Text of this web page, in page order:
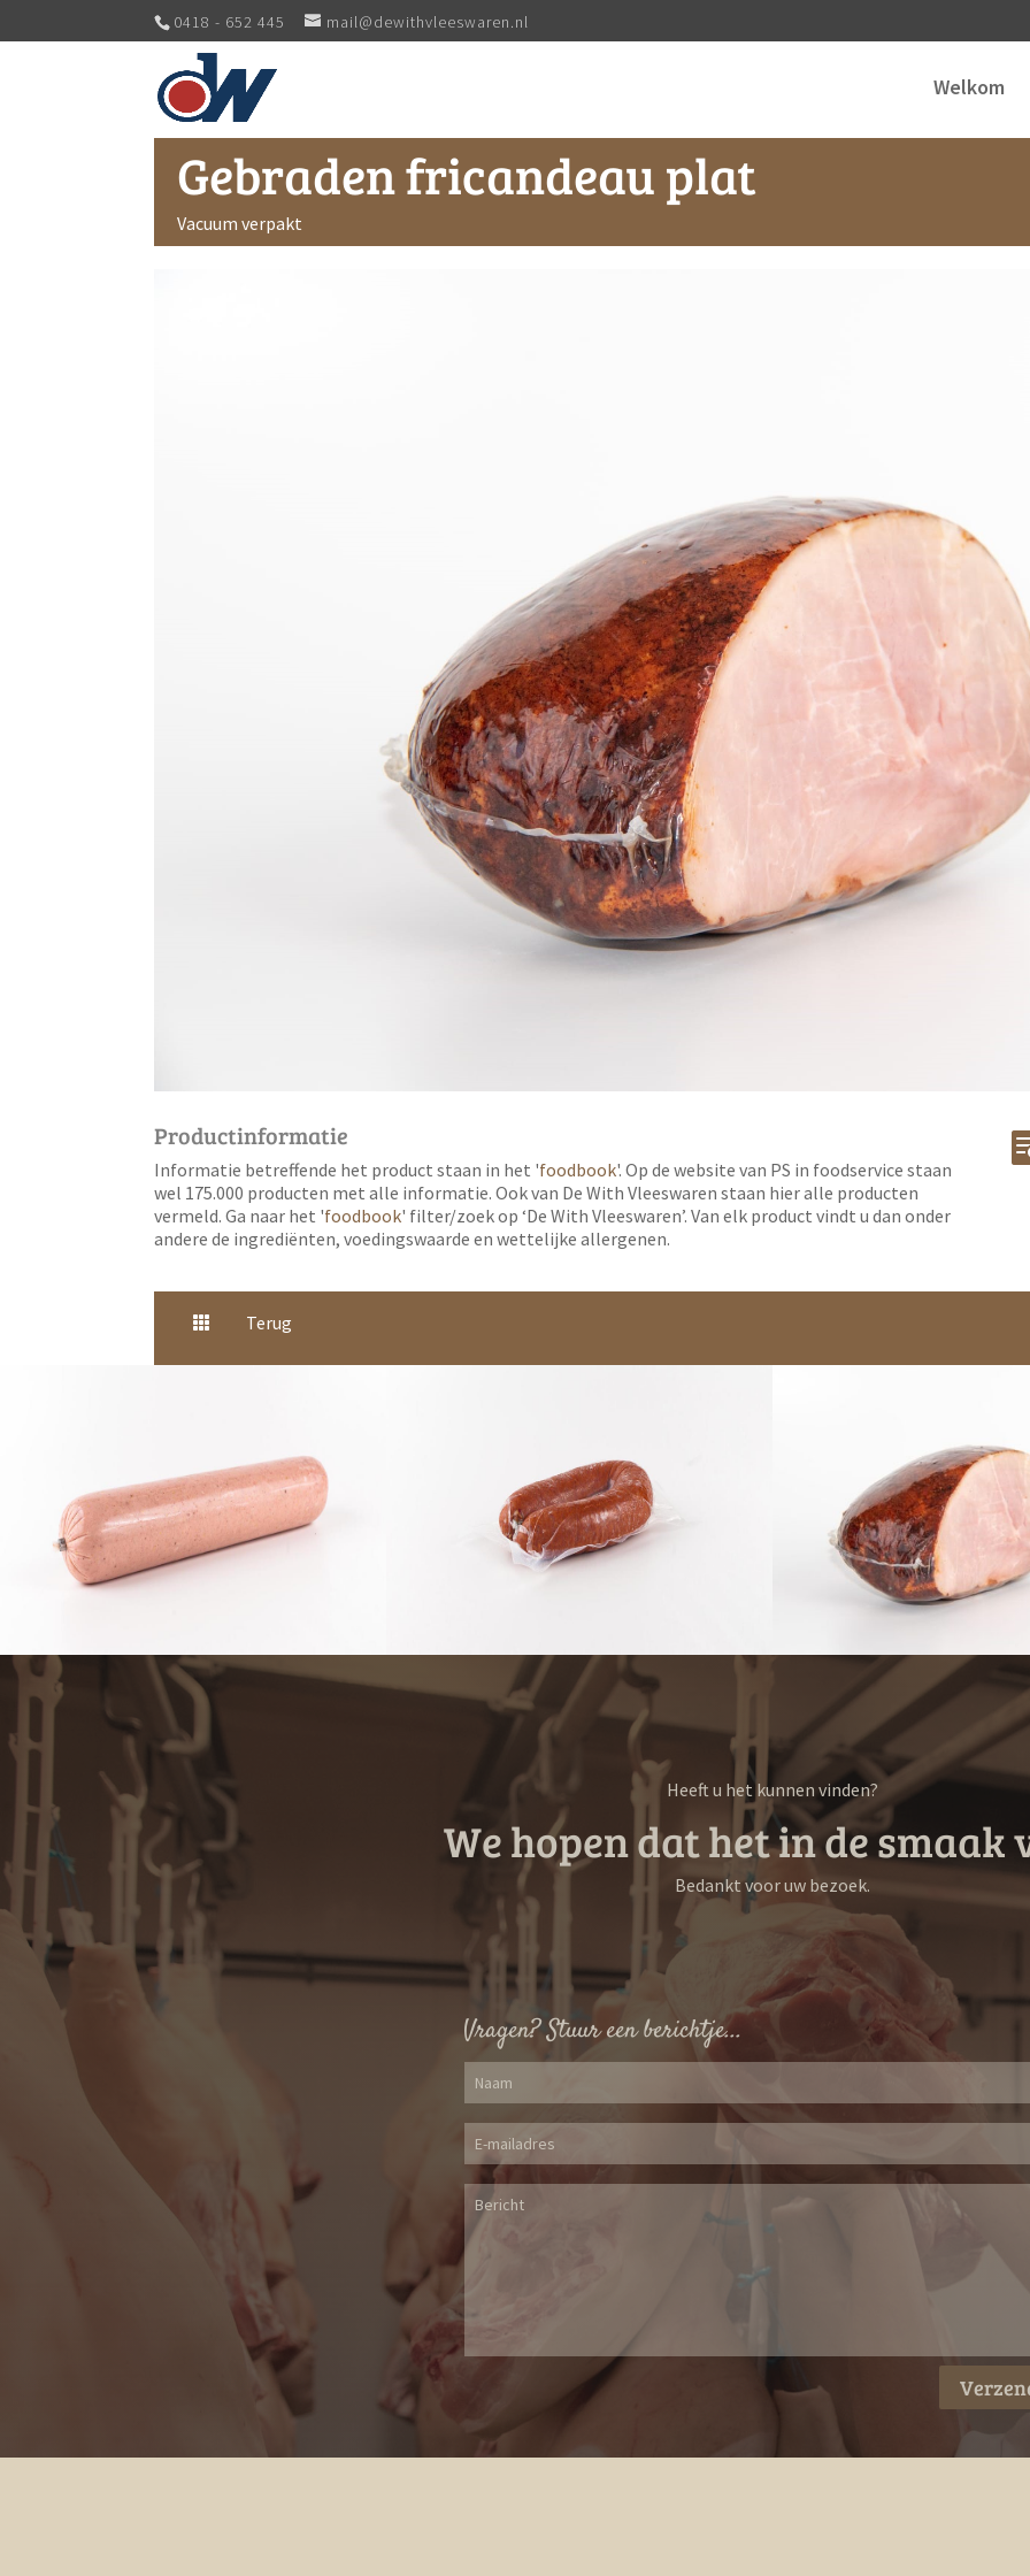
0418 - 652 445 mail@dewithvleeswaren.nl
Welkom
Gebraden fricandeau plat
Vacuum verpakt
Productinformatie
Informatie betreffende het product staan in het 'foodbook'. Op de website van PS in foodservice staan
wel 175.000 producten met alle informatie. Ook van De With Vleeswaren staan hier alle producten
vermeld. Ga naar het 'foodbook' filter/zoek op ‘De With Vleeswaren’. Van elk product vindt u dan onder
andere de ingrediënten, voedingswaarde en wettelijke allergenen.
 Terug
Heeft u het kunnen vinden?
We hopen dat het in de smaak
Bedankt voor uw bezoek.
Vragen? Stuur een berichtje...